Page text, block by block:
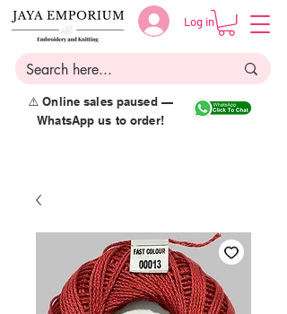
Log in
⚠️ Online sales paused —
WhatsApp us to order!